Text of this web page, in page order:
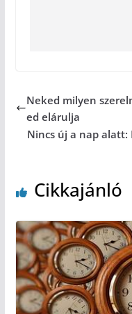
Neked milyen
ed elárulja
Nincs új a nap
Cikkajánló